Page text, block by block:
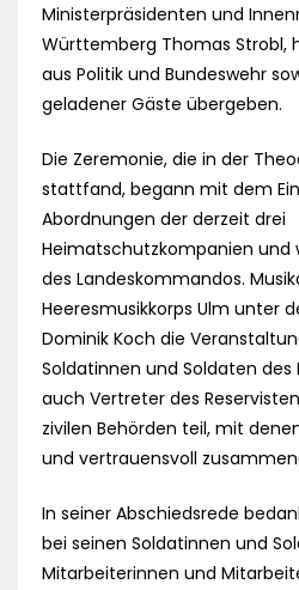
Ministerpräsidenten und
Württemberg Thomas Strobl,
aus Politik und Bundeswehr
geladener Gäste übergeben.
Die Zeremonie, die in der
stattfand, begann mit dem
Abordnungen der derzeit drei
Heimatschutzkompanien und
des Landeskommandos.
Heeresmusikkorps Ulm unter
Dominik Koch die
Soldatinnen und Soldaten
auch Vertreter des
zivilen Behörden teil, mit
und vertrauensvoll
In seiner Abschiedsrede
bei seinen Soldatinnen und
Mitarbeiterinnen und